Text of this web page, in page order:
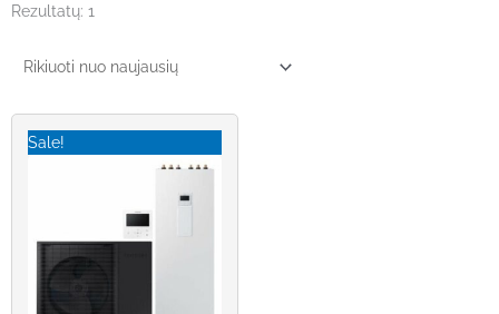
Rezultatų: 1
Sale!
is: